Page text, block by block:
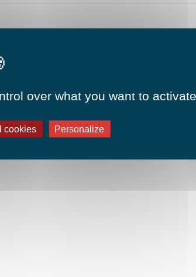
over what you want to activate
cookies Personalize